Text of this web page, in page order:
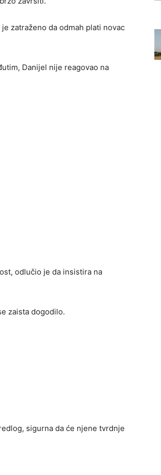
zatraženo da odmah plati novac
Danijel nije reagovao na
odlučio je da insistira na
zaista dogodilo.
sigurna da će njene tvrdnje